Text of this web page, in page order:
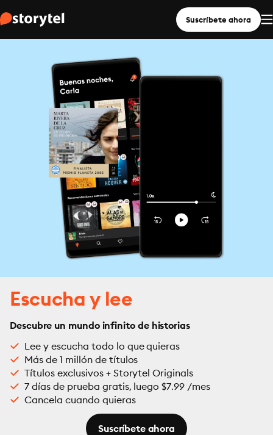
Suscríbete ahora
Escucha y lee
Descubre un mundo infinito de historias
Lee y escucha todo lo que quieras
Más de 1 millón de títulos
Títulos exclusivos + Storytel Originals
7 días de prueba gratis, luego $7.99 /mes
Cancela cuando quieras
Suscríbete ahora